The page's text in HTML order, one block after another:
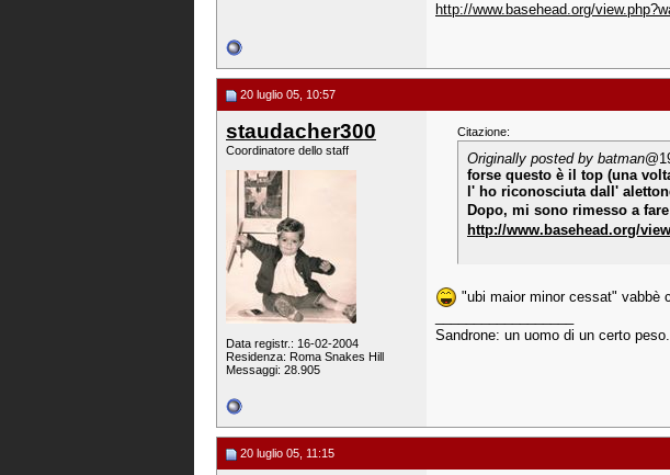
http://www.basehead.org/
20 luglio 05, 10:57
staudacher300
Coordinatore dello staff
Data registr.: 16-02-2004
Residenza: Roma Snakes Hill
Messaggi: 28.905
Citazione:
Originally posted by batman
forse questo è il top (una
l' ho riconosciuta dall'
Dopo, mi sono rimesso a
http://www.basehead.org/
"ubi maior minor cessat" vabbè
Sandrone: un uomo di un certo peso.
20 luglio 05, 11:15